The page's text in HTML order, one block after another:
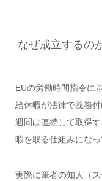
なぜ成立するの
EUの労働時間指令に
給休暇が法律で義務
週間は連続して取得
暇を取る仕組みになっ
実際に筆者の知人（